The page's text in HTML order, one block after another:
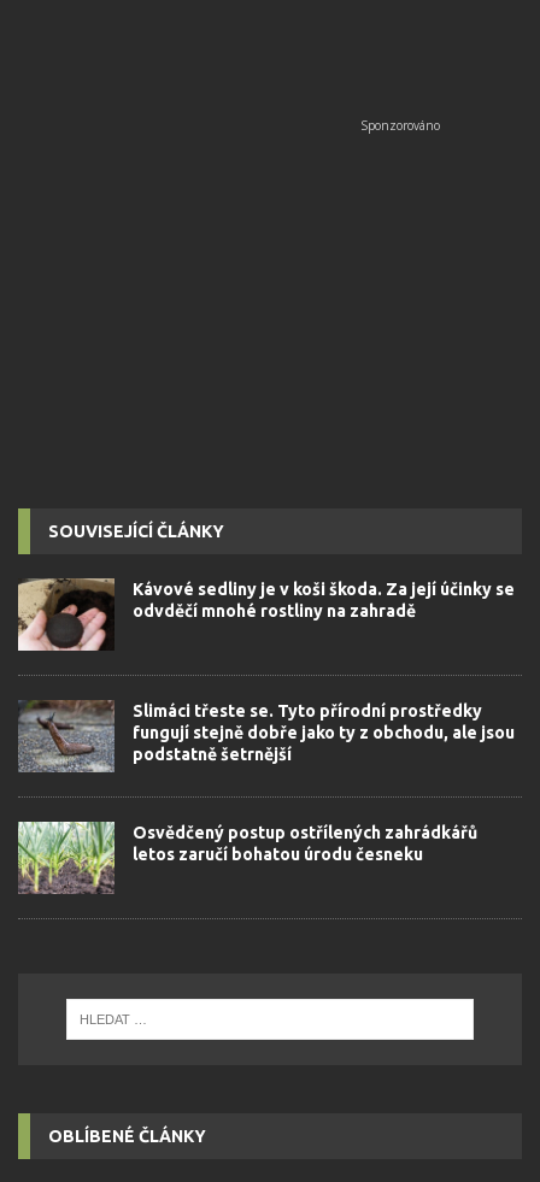
SOUVISEJÍCÍ ČLÁNKY
Kávové sedliny je v koši škoda. Za její účinky se
odvděčí mnohé rostliny na zahradě
Slimáci třeste se. Tyto přírodní prostředky
fungují stejně dobře jako ty z obchodu, ale jsou
podstatně šetrnější
Osvědčený postup ostřílených zahrádkářů
letos zaručí bohatou úrodu česneku
OBLÍBENÉ ČLÁNKY